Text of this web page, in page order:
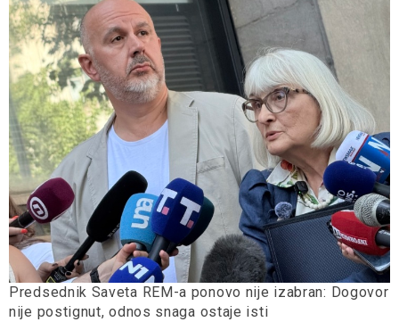
Predsednik Saveta REM-a ponovo nije izabran: Dogovor
nije postignut, odnos snaga ostaje isti